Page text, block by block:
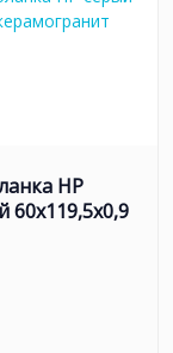
HP
60x119,5x0,9